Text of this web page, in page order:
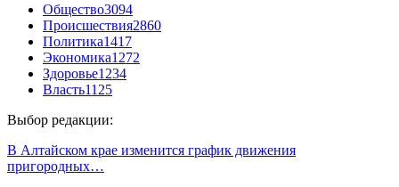
Общество3094
Происшествия2860
Политика1417
Экономика1272
Здоровье1234
Власть1125
Выбор редакции:
В Алтайском крае изменится график движения
пригородных…